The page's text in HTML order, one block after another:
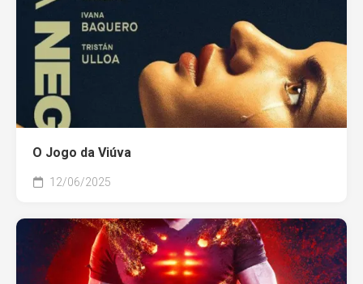
O Jogo da Viúva
12/06/2025